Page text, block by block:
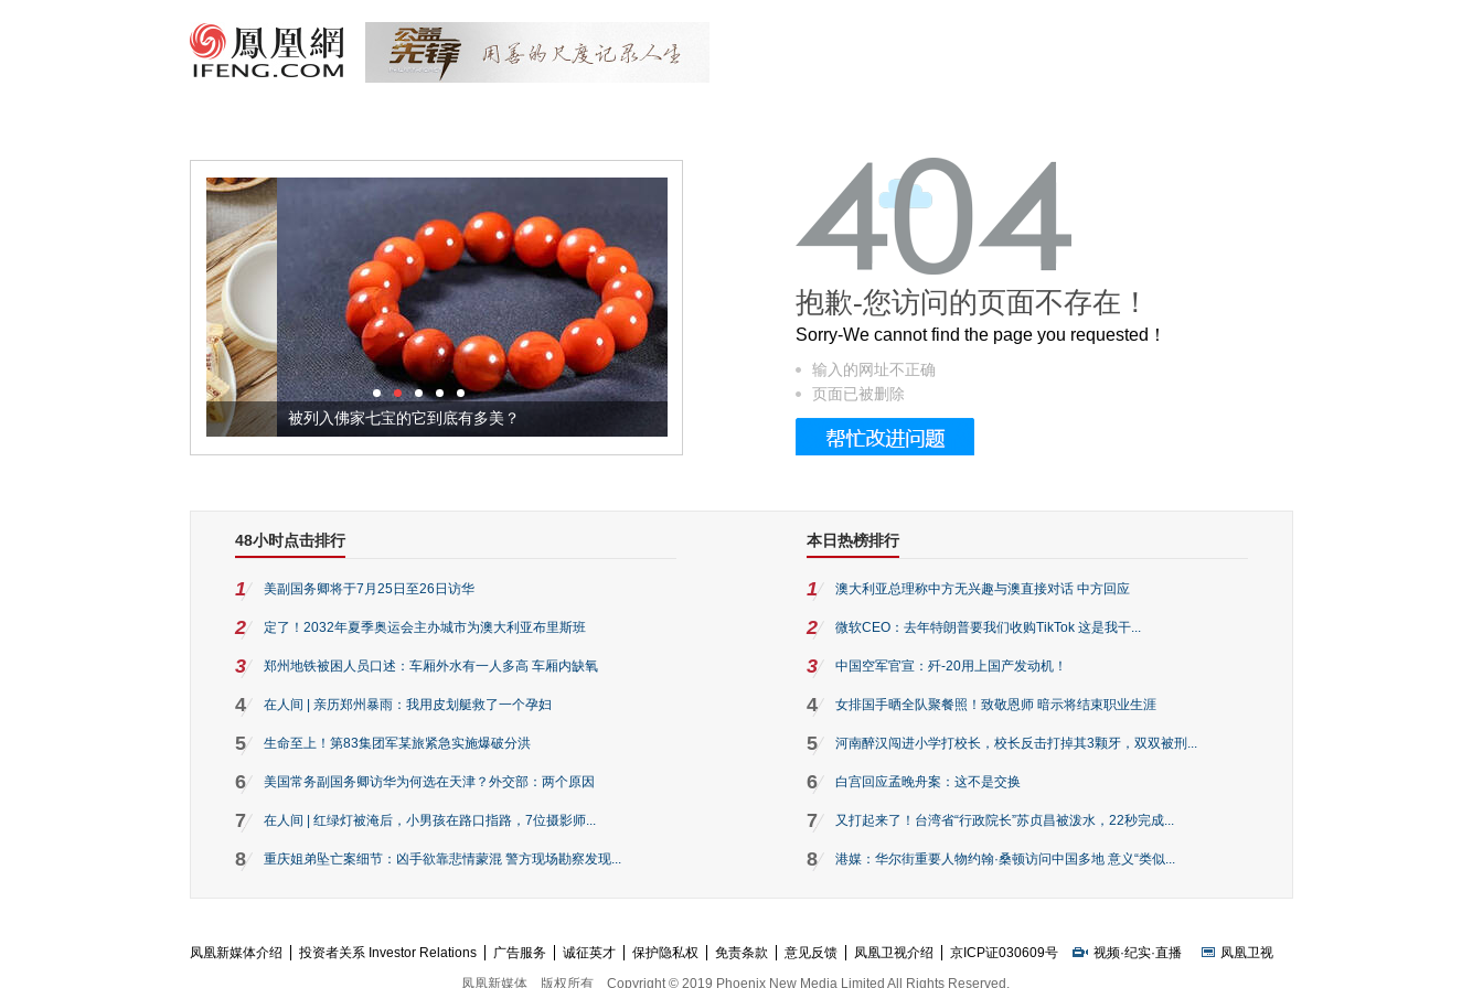
被列入佛家七宝的它到底有多美？ 这个3.2米的长卷，还原了600岁的紫禁城
抱歉-您访问的页面不存在！
Sorry-We cannot find the page you requested！
输入的网址不正确
页面已被删除
48小时点击排行
1 美副国务卿将于7月25日至26日访华
2 定了！2032年夏季奥运会主办城市为澳大利亚布里斯班
3 郑州地铁被困人员口述：车厢外水有一人多高 车厢内缺氧
4 在人间 | 亲历郑州暴雨：我用皮划艇救了一个孕妇
5 生命至上！第83集团军某旅紧急实施爆破分洪
6 美国常务副国务卿访华为何选在天津？外交部：两个原因
7 在人间 | 红绿灯被淹后，小男孩在路口指路，7位摄影师...
8 重庆姐弟坠亡案细节：凶手欲靠悲情蒙混 警方现场勘察发现...
本日热榜排行
1 澳大利亚总理称中方无兴趣与澳直接对话 中方回应
2 微软CEO：去年特朗普要我们收购TikTok 这是我干...
3 中国空军官宣：歼-20用上国产发动机！
4 女排国手晒全队聚餐照！致敬恩师 暗示将结束职业生涯
5 河南醉汉闯进小学打校长，校长反击打掉其3颗牙，双双被刑...
6 白宫回应孟晚舟案：这不是交换
7 又打起来了！台湾省“行政院长”苏贞昌被泼水，22秒完成...
8 港媒：华尔街重要人物约翰·桑顿访问中国多地 意义“类似...
凤凰新媒体介绍 投资者关系 Investor Relations 广告服务 诚征英才 保护隐私权 免责条款 意见反馈 凤凰卫视介绍 京ICP证030609号 视频·纪实·直播
凤凰卫视
凤凰新媒体
版权所有 Copyright © 2019 Phoenix New Media Limited All Rights Reserved.